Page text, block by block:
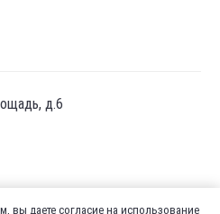
д.6
вы даете согласие на использование